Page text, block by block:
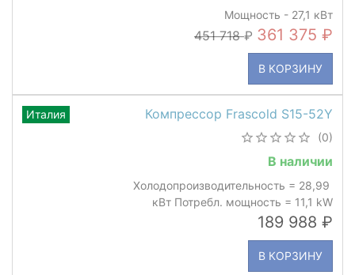
Мощность - 27,1 кВт
451 718 361 375
В КОРЗИНУ
Компрессор Frascold S15-52Y
(0)
В наличии
Холодопроизводительность = 28,99
кВт Потребл. мощность = 11,1 kW
189 988
В КОРЗИНУ
Италия